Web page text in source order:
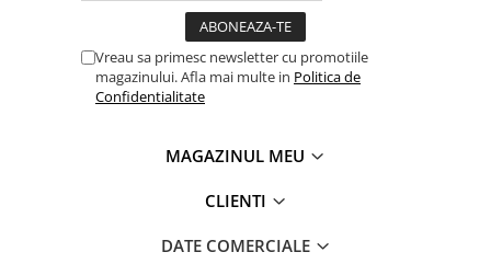
Vreau sa primesc newsletter cu promotiile
magazinului. Afla mai multe in Politica de
Confidentialitate
MAGAZINUL MEU
CLIENTI
DATE COMERCIALE